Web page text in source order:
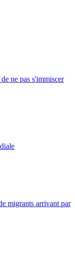
ne pas s'immiscer
migrants arrivant par